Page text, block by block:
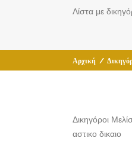
Λίστα με
Αρχική /
Δικηγόροι
αστικο δικαιο